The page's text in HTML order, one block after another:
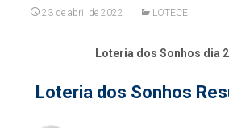
23 de abril de 2022 LOTECE
Loteria dos Sonhos dia
Loteria dos Sonhos